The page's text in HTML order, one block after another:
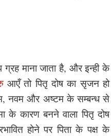
ग्रह माना जाता है, और इन्ही के
आएँ तो पितृ दोष का सृजन हो
नवम और अष्टम के सम्बन्ध से
के कारण बनने वाला पितृ दोष
होने पर पिता के पक्ष के